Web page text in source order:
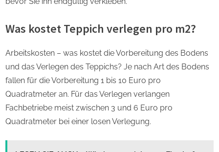
Was kostet Teppich verlegen pro m2?
Arbeitskosten – was kostet die Vorbereitung des Bodens
und das Verlegen des Teppichs? Je nach Art des Bodens
fallen für die Vorbereitung 1 bis 10 Euro pro
Quadratmeter an. Für das Verlegen verlangen
Fachbetriebe meist zwischen 3 und 6 Euro pro
Quadratmeter bei einer losen Verlegung.